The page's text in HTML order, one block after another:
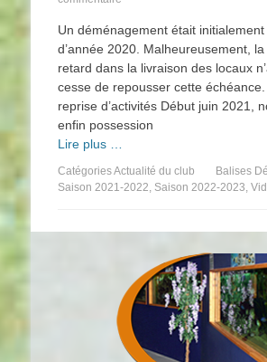
Un déménagement était
d’année 2020. Malheureusement,
retard dans la livraison des locaux
cesse de repousser cette échéance.
reprise d’activités Début juin 2021,
enfin possession
Lire plus …
CatégoriesActualité du club Balises
Saison 2021-2022, Saison 2022-2023,